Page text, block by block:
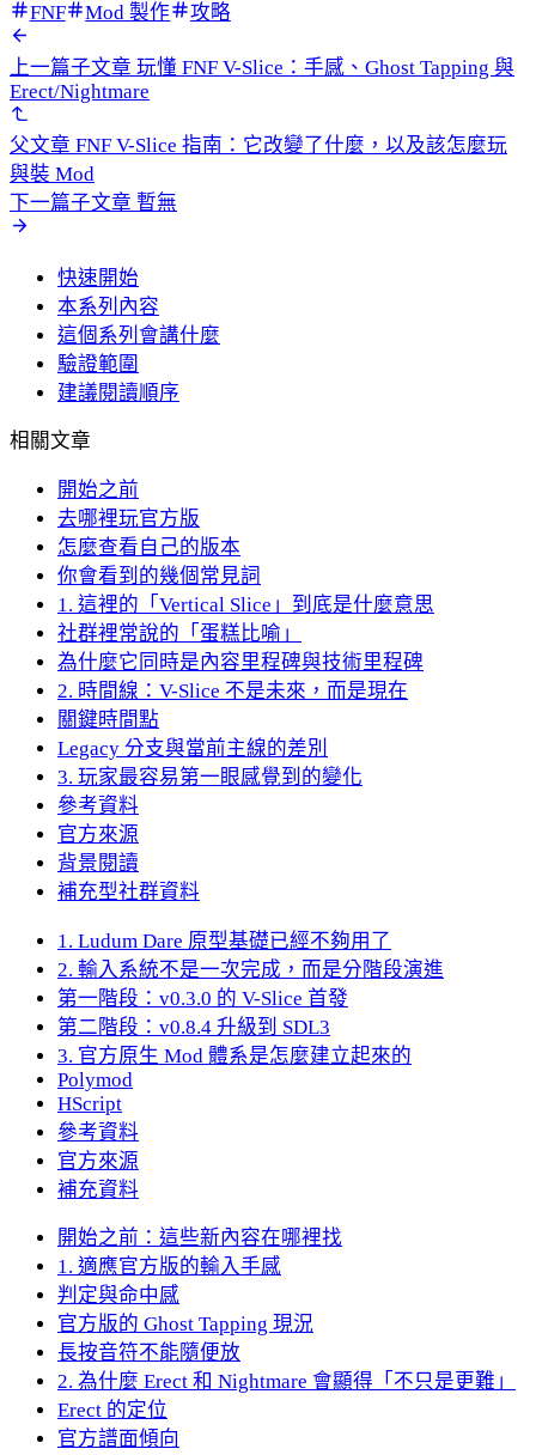
FNF Mod 製作 攻略
上一篇子文章 玩懂 FNF V-Slice：手感、Ghost Tapping 與
Erect/Nightmare
父文章 FNF V-Slice 指南：它改變了什麼，以及該怎麼玩
與裝 Mod
下一篇子文章 暫無
快速開始
本系列內容
這個系列會講什麼
驗證範圍
建議閱讀順序
相關文章
開始之前
去哪裡玩官方版
怎麼查看自己的版本
你會看到的幾個常見詞
1. 這裡的「Vertical Slice」到底是什麼意思
社群裡常說的「蛋糕比喻」
為什麼它同時是內容里程碑與技術里程碑
2. 時間線：V-Slice 不是未來，而是現在
關鍵時間點
Legacy 分支與當前主線的差別
3. 玩家最容易第一眼感覺到的變化
參考資料
官方來源
背景閱讀
補充型社群資料
1. Ludum Dare 原型基礎已經不夠用了
2. 輸入系統不是一次完成，而是分階段演進
第一階段：v0.3.0 的 V-Slice 首發
第二階段：v0.8.4 升級到 SDL3
3. 官方原生 Mod 體系是怎麼建立起來的
Polymod
HScript
參考資料
官方來源
補充資料
開始之前：這些新內容在哪裡找
1. 適應官方版的輸入手感
判定與命中感
官方版的 Ghost Tapping 現況
長按音符不能隨便放
2. 為什麼 Erect 和 Nightmare 會顯得「不只是更難」
Erect 的定位
官方譜面傾向